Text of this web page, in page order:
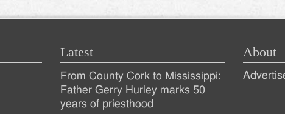
Latest
Recent
Posts
From County Cork to Mississippi:
Father Gerry Hurley marks 50
years of priesthood
About